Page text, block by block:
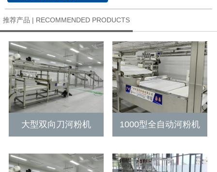
推荐产品 | RECOMMENDED PRODUCTS
大型双向刀河粉机 1000型全自动河粉机